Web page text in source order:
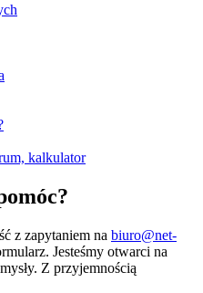
kalkulator
z zapytaniem na biuro@net-
Jesteśmy otwarci na
Z przyjemnością